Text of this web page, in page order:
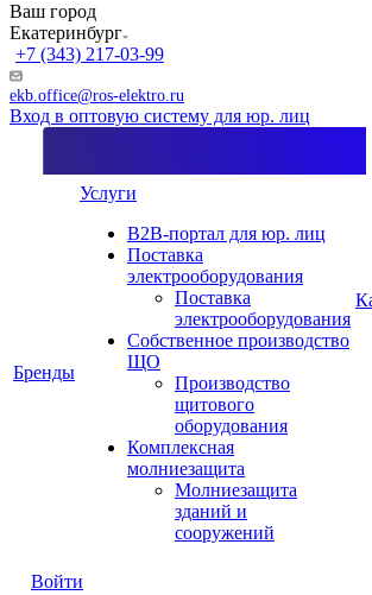
Ваш город
Екатеринбург
+7 (343) 217-03-99
ekb.office@ros-elektro.ru
Вход в оптовую систему для юр. лиц
Бренды
Услуги
B2B-портал для юр. лиц
Поставка
электрооборудования
Поставка
электрооборудования
Собственное производство
ЩО
Производство
щитового
оборудования
Комплексная
молниезащита
Молниезащита
зданий и
сооружений
Войти